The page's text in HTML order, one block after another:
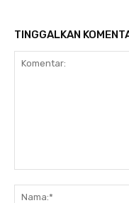
TINGGALKAN